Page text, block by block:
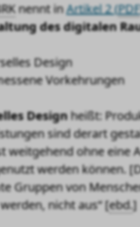
nennt inArtikel 2 (PDF
des digitalen
Design
Vorkehrungen
Designheißt:
sind derart
weitgehend ohne eine
werden können.
Gruppen von
nicht aus“[ebd.]